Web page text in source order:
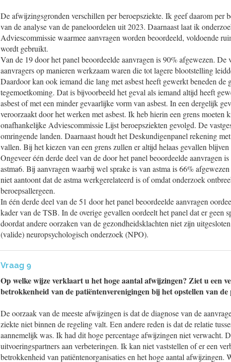
De afwijzingsgronden verschillen per beroepsziekte. Ik geef daarom per
van de analyse van de paneloordelen uit 2023. Daarnaast laat ik
Adviescommissie waarmee aanvragen worden beoordeeld, voldoende
wordt gebruikt.
Van de 19 door het panel beoordeelde aanvragen is 90% afgewezen. De
aanvragers op manieren werkzaam waren die tot lagere blootstelling
Daardoor kan ook iemand die lang met asbest heeft gewerkt beneden de
tegemoetkoming. Dat is bijvoorbeeld het geval als iemand altijd heeft
asbest of met een minder gevaarlijke vorm van asbest. In een dergelijk
veroorzaakt door het werken met asbest. Ik heb hierin een grens moeten
onafhankelijke Adviescommissie Lijst beroepsziekten gevolgd. De
omringende landen. Daarnaast houdt het Deskundigenpanel rekening
vallen. Bij het kiezen van een grens zullen er altijd helaas gevallen
Ongeveer één derde deel van de door het panel beoordeelde aanvragen
astma6. Bij aanvragen waarbij wel sprake is van astma is 66%
niet aantoont dat de astma werkgerelateerd is of omdat onderzoek
beroepsallergeen.
In één derde deel van de 51 door het panel beoordeelde aanvragen
kader van de TSB. In de overige gevallen oordeelt het panel dat er geen
doordat andere oorzaken van de gezondheidsklachten niet zijn
(valide) neuropsychologisch onderzoek (NPO).
Vraag 9
Op welke wijze verklaart u het hoge aantal afwijzingen? Ziet u een
betrokkenheid van de patiëntenverenigingen bij het opstellen van de
De oorzaak van de meeste afwijzingen is dat de diagnose van de
ziekte niet binnen de regeling valt. Een andere reden is dat de relatie
aannemelijk was. Ik had dit hoge percentage afwijzingen niet verwacht.
uitvoeringspartners aan verbeteringen. Ik kan niet vaststellen of er een
betrokkenheid van patiëntenorganisaties en het hoge aantal afwijzingen.